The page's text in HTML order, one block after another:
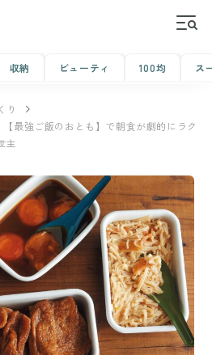
収納 ビューティ 100均 ス
り
最強ご飯のおとも】で朝食が劇的にラク
主